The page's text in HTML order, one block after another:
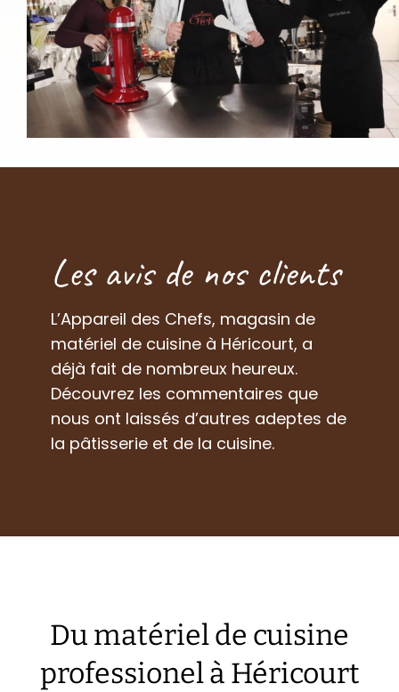
Les avis de nos clients
L’Appareil des Chefs, magasin de
matériel de cuisine à Héricourt, a
déjà fait de nombreux heureux.
Découvrez les commentaires que
nous ont laissés d’autres adeptes de
la pâtisserie et de la cuisine.
Du matériel de cuisine
professionel à Héricourt